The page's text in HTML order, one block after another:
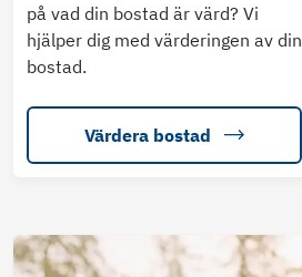
på vad din bostad är värd? Vi
hjälper dig med värderingen av din
bostad.
Värdera bostad